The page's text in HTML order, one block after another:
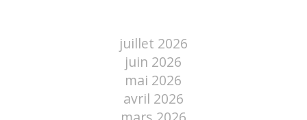
juillet 2026
juin 2026
mai 2026
avril 2026